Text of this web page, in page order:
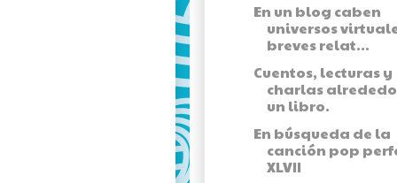
En un blog caben
universos
breves relat...
Cuentos, lecturas y
charlas
un libro.
En búsqueda de la
canción pop
XLVII